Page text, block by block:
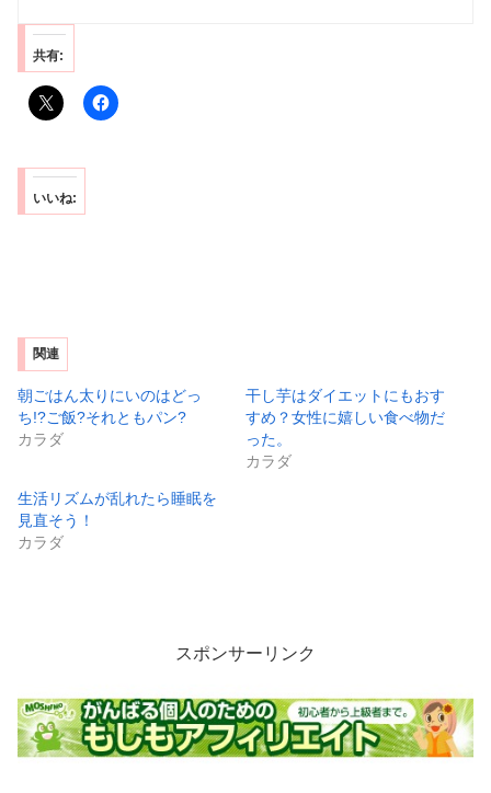
共有:
いいね:
関連
朝ごはん太りにいのはどっ
ち!?ご飯?それともパン?
カラダ
干し芋はダイエットにもおす
すめ？女性に嬉しい食べ物だ
った。
カラダ
生活リズムが乱れたら睡眠を
見直そう！
カラダ
スポンサーリンク